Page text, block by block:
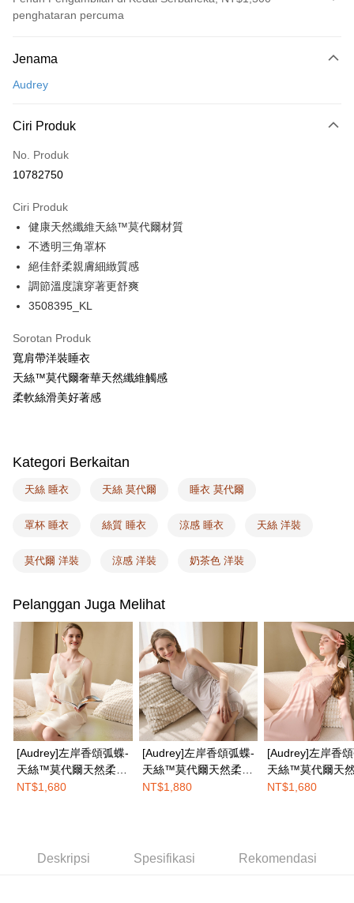
penghataran percuma
Kad Kredit (Bayaran Penuh)
Pengambilan di Kedai Serbaneka
LINE Pay
Apple Pay
Easy Wallet
Google Pay
PXPay Plus
Plus PAY
Pertama, Mengenai Perkhidmatan AFTEE Beli Sekarang Bayar Kemudian
1. Dengan memilih AFTEE sebagai kaedah pembayaran, mesej
pengesahan AFTEE akan muncul.
2. Anda boleh meneruskan pembayaran selepas pengesahan SMS.
3. Tiada bayaran diperlukan apabila pesanan disahkan. Produk akan
5. Tiada bayaran diperlukan apabila anda menerima produk. Sila buat
dalam talian dengan SMS pembayaran atau pemberitahuan tolak aplikasi
dan mendaftar sebagai ahli AFTEE boleh menikmati tempoh pembayaran
Tempoh pembayaran dikira dari masa kedai meminta pembayaran anda,
ditambah dengan bilangan hari yang boleh dilanjutkan oleh AFTEE. Anda
boleh melanjutkan tempoh pembayaran anda sebelum anda menerima
pesanan. Walau bagaimanapun, tiada jaminan bahawa anda boleh
menerima pesanan anda semasa tempoh pembayaran (cth.: produk
prapesanan atau produk yang mungkin mengambil masa yang lebih
lama untuk dihantar). Oleh itu, anda dikehendaki membuat pembayaran
kepada AFTEE dalam tempoh sama ada anda menerima pesanan.
Kedua, Sekatan Pembayaran
1. Jumlah yang diperakui untuk pengguna kali pertama boleh sehingga
NT$10,000. Amaun diperakui sebenar yang diluluskan akan berdasarkan
keputusan pensijilan dan semakan oleh AFTEE.
2. Amaun perbelanjaan minimum mestilah lebih besar daripada NT$20.
Taiwan, Inc. dan AFTEE akan membuat bil kepada pengguna. AFTEE
Pilihan Penghantaran
NT$1,500 atau lebih
付款後7-11取貨
NT$100/pesanan | Penghantaran percuma untuk pesanan
NT$1,500 atau lebih
宅配
NT$100/pesanan | Penghantaran percuma untuk pesanan
NT$1,500 atau lebih
EASY SHOP門市速取
Penghantaran percuma
Jenama
Audrey
Ciri Produk
No. Produk
10782750
Ciri Produk
健康天然纖維天絲™莫代爾材質
不透明三角罩杯
絕佳舒柔親膚細緻質感
調節溫度讓穿著更舒爽
3508395_KL
Sorotan Produk
寬肩帶洋裝睡衣
天絲™莫代爾奢華天然纖維觸感
柔軟絲滑美好著感
Kategori Berkaitan
天絲 睡衣 天絲 莫代爾 睡衣 莫代爾
罩杯 睡衣 絲質 睡衣 涼感 睡衣 天絲 洋裝
莫代爾 洋裝 涼感 洋裝 奶茶色 洋裝
Pelanggan Juga Melihat
[Audrey]左岸香頌弧蝶-
天絲™莫代爾天然柔棉
洋裝睡衣-香草奶昔
NT$1,680
[Audrey]左岸香頌弧蝶-
天絲™莫代爾天然柔棉
睡衣褲套裝組-米殼奶
NT$1,880
[Audrey]左岸香
天絲™莫代爾天
洋裝睡衣-蜜桃甜
NT$1,680
Deskripsi Spesifikasi Rekomendasi